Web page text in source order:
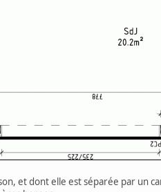
et dont elle est séparée par un